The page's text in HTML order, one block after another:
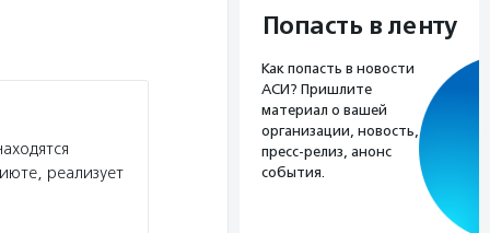
реализует
Попасть в ленту
Как попасть в новости
АСИ? Пришлите
материал о вашей
организации, новость,
пресс-релиз, анонс
события.